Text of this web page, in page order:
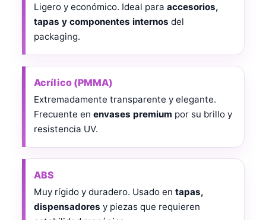
Ligero y económico. Ideal para accesorios,
tapas y componentes internos del
packaging.
Acrílico (PMMA)
Extremadamente transparente y elegante.
Frecuente en envases premium por su brillo y
resistencia UV.
ABS
Muy rígido y duradero. Usado en tapas,
dispensadores y piezas que requieren